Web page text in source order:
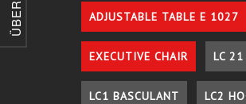
ADJUSTABLE TABLE E 1027
EXECUTIVE CHAIR LC 21
LC1 BASCULANT LC2